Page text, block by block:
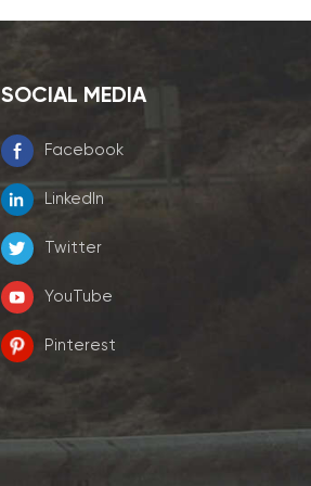
SOCIAL MEDIA
Facebook
LinkedIn
Twitter
YouTube
Pinterest